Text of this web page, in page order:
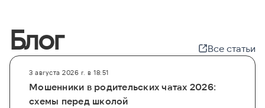
сайтах часто исходят от мошенников.
Для легальной и безопасной проверки
незнакомца, например, перед сделкой,
используйте официальные сервисы. Наш
порталGetScam.comпоможет вам проверить
Блог Все статьи
3 августа 2026 г. в 18:51
Мошенники в родительских чатах 2026:
схемы перед школой